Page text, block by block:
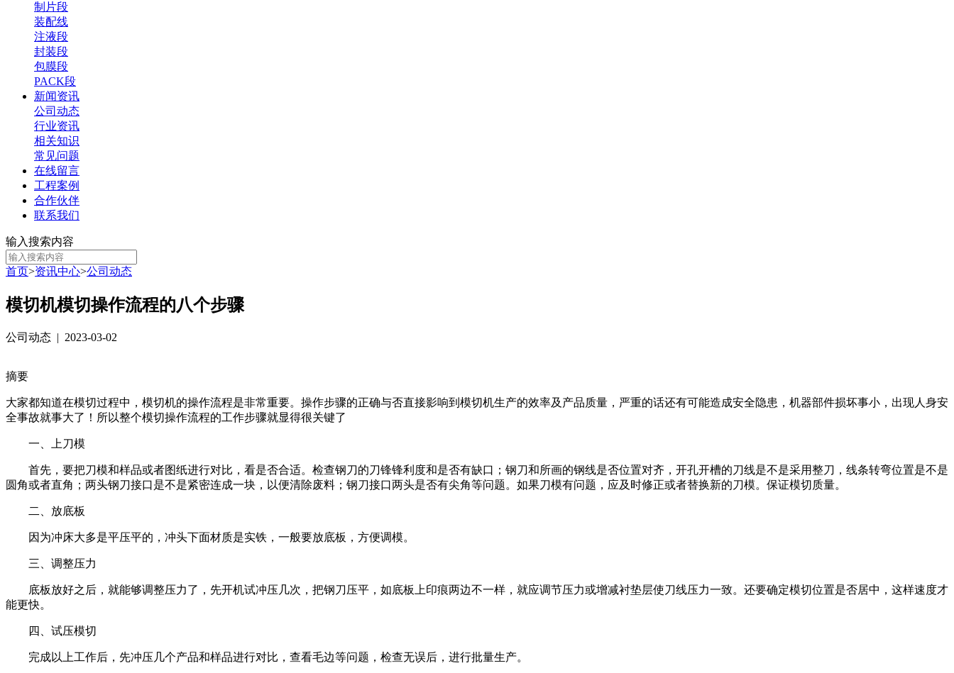
制片段
装配线
注液段
封装段
包膜段
PACK段
新闻资讯
公司动态
行业资讯
相关知识
常见问题
在线留言
工程案例
合作伙伴
联系我们
输入搜索内容
首页>资讯中心>公司动态
模切机模切操作流程的八个步骤
公司动态 | 2023-03-02
摘要
大家都知道在模切过程中，模切机的操作流程是非常重要。操作步骤的正确与否直接影响到模切机生产的效率及产品质量，严重的话还有可能造成安全隐患，机器部件损坏事小，出现人身安
全事故就事大了！所以整个模切操作流程的工作步骤就显得很关键了
一、上刀模
首先，要把刀模和样品或者图纸进行对比，看是否合适。检查钢刀的刀锋锋利度和是否有缺口；钢刀和所画的钢线是否位置对齐，开孔开槽的刀线是不是采用整刀，线条转弯位置是不是
圆角或者直角；两头钢刀接口是不是紧密连成一块，以便清除废料；钢刀接口两头是否有尖角等问题。如果刀模有问题，应及时修正或者替换新的刀模。保证模切质量。
二、放底板
因为冲床大多是平压平的，冲头下面材质是实铁，一般要放底板，方便调模。
三、调整压力
底板放好之后，就能够调整压力了，先开机试冲压几次，把钢刀压平，如底板上印痕两边不一样，就应调节压力或增减衬垫层使刀线压力一致。还要确定模切位置是否居中，这样速度才
能更快。
四、试压模切
完成以上工作后，先冲压几个产品和样品进行对比，查看毛边等问题，检查无误后，进行批量生产。